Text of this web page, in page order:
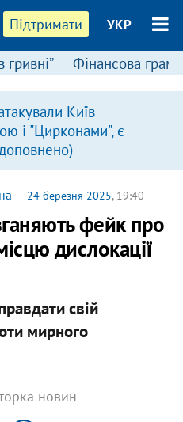
Підтримати УКР
гривні” Фінансова
Київ
і "Цирконами", є
— 24 березня 2025, 19:40
фейк про
дислокації
свій
мирного
новин